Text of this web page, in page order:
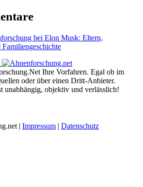
bei Elon Musk: Eltern,
Ihre Vorfahren. Egal ob im
oder über einen Dritt-Anbieter.
unabhängig, objektiv und verlässlich!
| Impressum | Datenschutz